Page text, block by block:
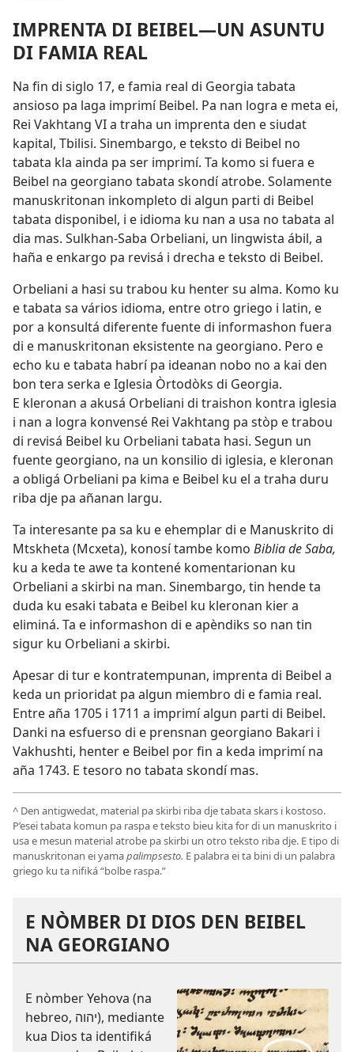
IMPRENTA DI BEIBEL—UN ASUNTU
DI FAMIA REAL
Na fin di siglo 17, e famia real di Georgia tabata
ansioso pa laga imprimí Beibel. Pa nan logra e meta ei,
Rei Vakhtang VI a traha un imprenta den e siudat
kapital, Tbilisi. Sinembargo, e teksto di Beibel no
tabata kla ainda pa ser imprimí. Ta komo si fuera e
Beibel na georgiano tabata skondí atrobe. Solamente
manuskritonan inkompleto di algun parti di Beibel
tabata disponibel, i e idioma ku nan a usa no tabata al
dia mas. Sulkhan-Saba Orbeliani, un lingwista ábil, a
haña e enkargo pa revisá i drecha e teksto di Beibel.
Orbeliani a hasi su trabou ku henter su alma. Komo ku
e tabata sa vários idioma, entre otro griego i latin, e
por a konsultá diferente fuente di informashon fuera
di e manuskritonan eksistente na georgiano. Pero e
echo ku e tabata habrí pa ideanan nobo no a kai den
bon tera serka e Iglesia Òrtodòks di Georgia.
E kleronan a akusá Orbeliani di traishon kontra iglesia
i nan a logra konvensé Rei Vakhtang pa stòp e trabou
di revisá Beibel ku Orbeliani tabata hasi. Segun un
fuente georgiano, na un konsilio di iglesia, e kleronan
a obligá Orbeliani pa kima e Beibel ku el a traha duru
riba dje pa añanan largu.
Ta interesante pa sa ku e ehemplar di e Manuskrito di
Mtskheta (Mcxeta), konosí tambe komo Biblia de Saba,
ku a keda te awe ta kontené komentarionan ku
Orbeliani a skirbi na man. Sinembargo, tin hende ta
duda ku esaki tabata e Beibel ku kleronan kier a
eliminá. Ta e informashon di e apèndiks so nan tin
sigur ku Orbeliani a skirbi.
Apesar di tur e kontratempunan, imprenta di Beibel a
keda un prioridat pa algun miembro di e famia real.
Entre aña 1705 i 1711 a imprimí algun parti di Beibel.
Danki na esfuerso di e prensnan georgiano Bakari i
Vakhushti, henter e Beibel por fin a keda imprimí na
aña 1743. E tesoro no tabata skondí mas.
^ Den antigwedat, material pa skirbi riba dje tabata skars i kostoso.
P’esei tabata komun pa raspa e teksto bieu kita for di un manuskrito i
usa e mesun material atrobe pa skirbi un otro teksto riba dje. E tipo di
manuskritonan ei yamapalimpsesto. E palabra ei ta bini di un palabra
griego ku ta nifiká “bolbe raspa.”
E NÒMBER DI DIOS DEN BEIBEL
NA GEORGIANO
E nòmber Yehova (na
hebreo, יהוה), mediante
kua Dios ta identifiká